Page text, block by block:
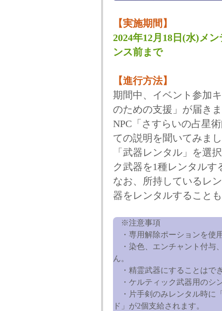
【実施期間】
2024年12月18日(水)メ
ンス前まで
【進行方法】
期間中、イベント参加
のための支援」が届き
NPC「さすらいの占星
ての説明を聞いてみま
「武器レンタル」を選
ク武器を1種レンタルす
なお、所持しているレ
器をレンタルすること
※注意事項
・専用解除ポーションを使
・染色、エンチャント付与
ん。
・精霊武器にすることはで
・ケルティック武器用のシ
・片手剣のみレンタル時に
ド」が2個支給されます。